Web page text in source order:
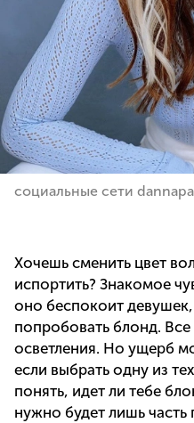
социальные сети
Хочешь сменить цвет
испортить? Знакомое
оно беспокоит
попробовать блонд.
осветления. Но ущерб
если выбрать одну из
понять, идет ли тебе
нужно будет лишь часть